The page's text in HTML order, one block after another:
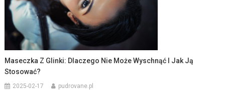
Maseczka Z Glinki: Dlaczego Nie Może Wyschnąć I Jak Ją
Stosować?
2025-02-17 pudrovane.pl